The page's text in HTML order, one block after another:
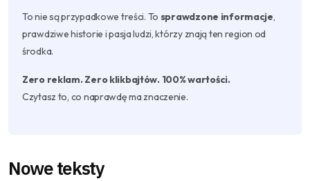
To nie są przypadkowe treści. To sprawdzone informacje,
prawdziwe historie i pasja ludzi, którzy znają ten region od
środka.
Zero reklam. Zero klikbajtów. 100% wartości.
Czytasz to, co naprawdę ma znaczenie.
Nowe teksty